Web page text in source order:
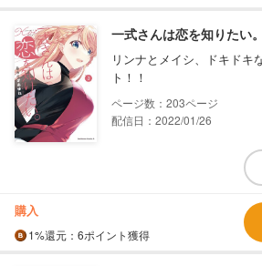
一式さんは恋を知りたい
リンナとメイシ、ドキドキ
ト！！
203
配信日：2022/01/26
購入
1%還元 ：6ポイント獲得